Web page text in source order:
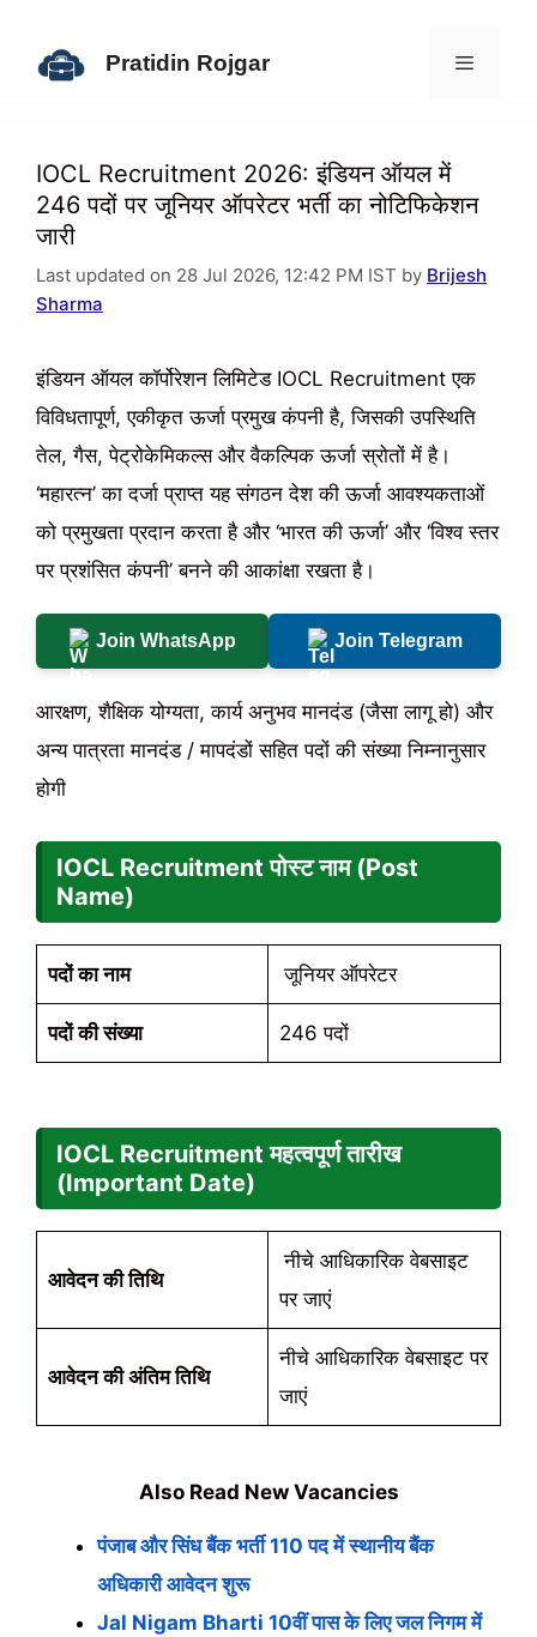
Pratidin Rojgar
IOCL Recruitment 2026: इंडियन ऑयल में
246 पदों पर जूनियर ऑपरेटर भर्ती का नोटिफिकेशन
जारी
Last updated on 28 Jul 2026, 12:42 PM IST by Brijesh
Sharma
इंडियन ऑयल कॉर्पोरेशन लिमिटेड IOCL Recruitment एक
विविधतापूर्ण, एकीकृत ऊर्जा प्रमुख कंपनी है, जिसकी उपस्थिति
तेल, गैस, पेट्रोकेमिकल्स और वैकल्पिक ऊर्जा स्रोतों में है।
‘महारत्न’ का दर्जा प्राप्त यह संगठन देश की ऊर्जा आवश्यकताओं
को प्रमुखता प्रदान करता है और ‘भारत की ऊर्जा’ और ‘विश्व स्तर
पर प्रशंसित कंपनी’ बनने की आकांक्षा रखता है।
Join WhatsApp Join Telegram
आरक्षण, शैक्षिक योग्यता, कार्य अनुभव मानदंड (जैसा लागू हो) और
अन्य पात्रता मानदंड / मापदंडों सहित पदों की संख्या निम्नानुसार
होगी
IOCL Recruitment पोस्ट नाम (Post
Name)
पदों का नाम जूनियर ऑपरेटर
पदों की संख्या 246 पदों
IOCL Recruitment महत्वपूर्ण तारीख
(Important Date)
आवेदन की तिथि
नीचे आधिकारिक वेबसाइट
पर जाएं
आवेदन की अंतिम तिथि
नीचे आधिकारिक वेबसाइट पर
जाएं
Also Read New Vacancies
पंजाब और सिंध बैंक भर्ती 110 पद में स्थानीय बैंक
अधिकारी आवेदन शुरू
Jal Nigam Bharti 10वीं पास के लिए जल निगम में